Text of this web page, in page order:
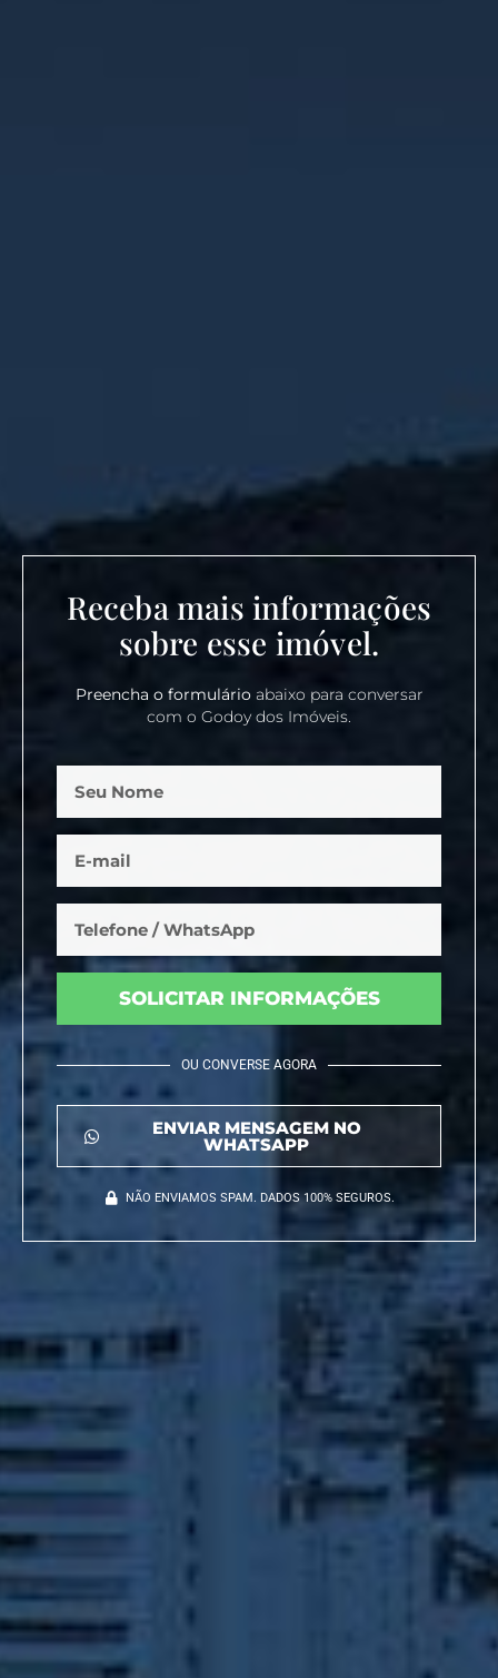
Receba mais informações
sobre esse imóvel.
Preencha o formulárioabaixo para conversar
com o Godoy dos Imóveis.
SOLICITAR INFORMAÇÕES
OU CONVERSE AGORA
ENVIAR MENSAGEM NO
WHATSAPP
NÃO ENVIAMOS SPAM. DADOS 100% SEGUROS.